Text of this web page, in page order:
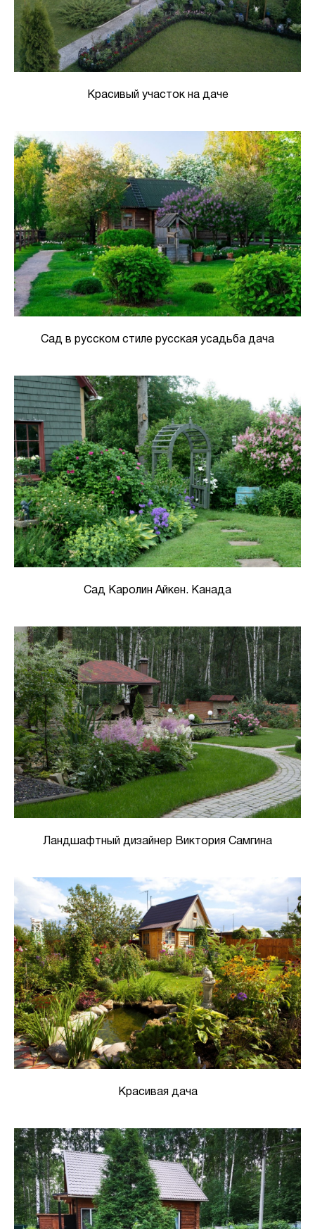
Красивый участок на даче
Сад в русском стиле русская усадьба дача
Сад Каролин Айкен. Канада
Ландшафтный дизайнер Виктория Самгина
Красивая дача